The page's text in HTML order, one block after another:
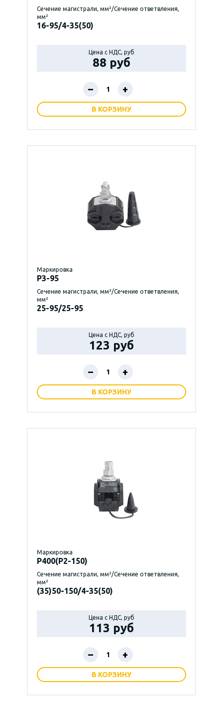
Сечение магистрали, мм²/Сечение ответвления,
мм²
16-95/4-35(50)
Цена с НДС, руб
88 руб
– +
В КОРЗИНУ
Маркировка
P3-95
Сечение магистрали, мм²/Сечение ответвления,
мм²
25-95/25-95
Цена с НДС, руб
123 руб
– +
В КОРЗИНУ
Маркировка
P400(Р2-150)
Сечение магистрали, мм²/Сечение ответвления,
мм²
(35)50-150/4-35(50)
Цена с НДС, руб
113 руб
– +
В КОРЗИНУ